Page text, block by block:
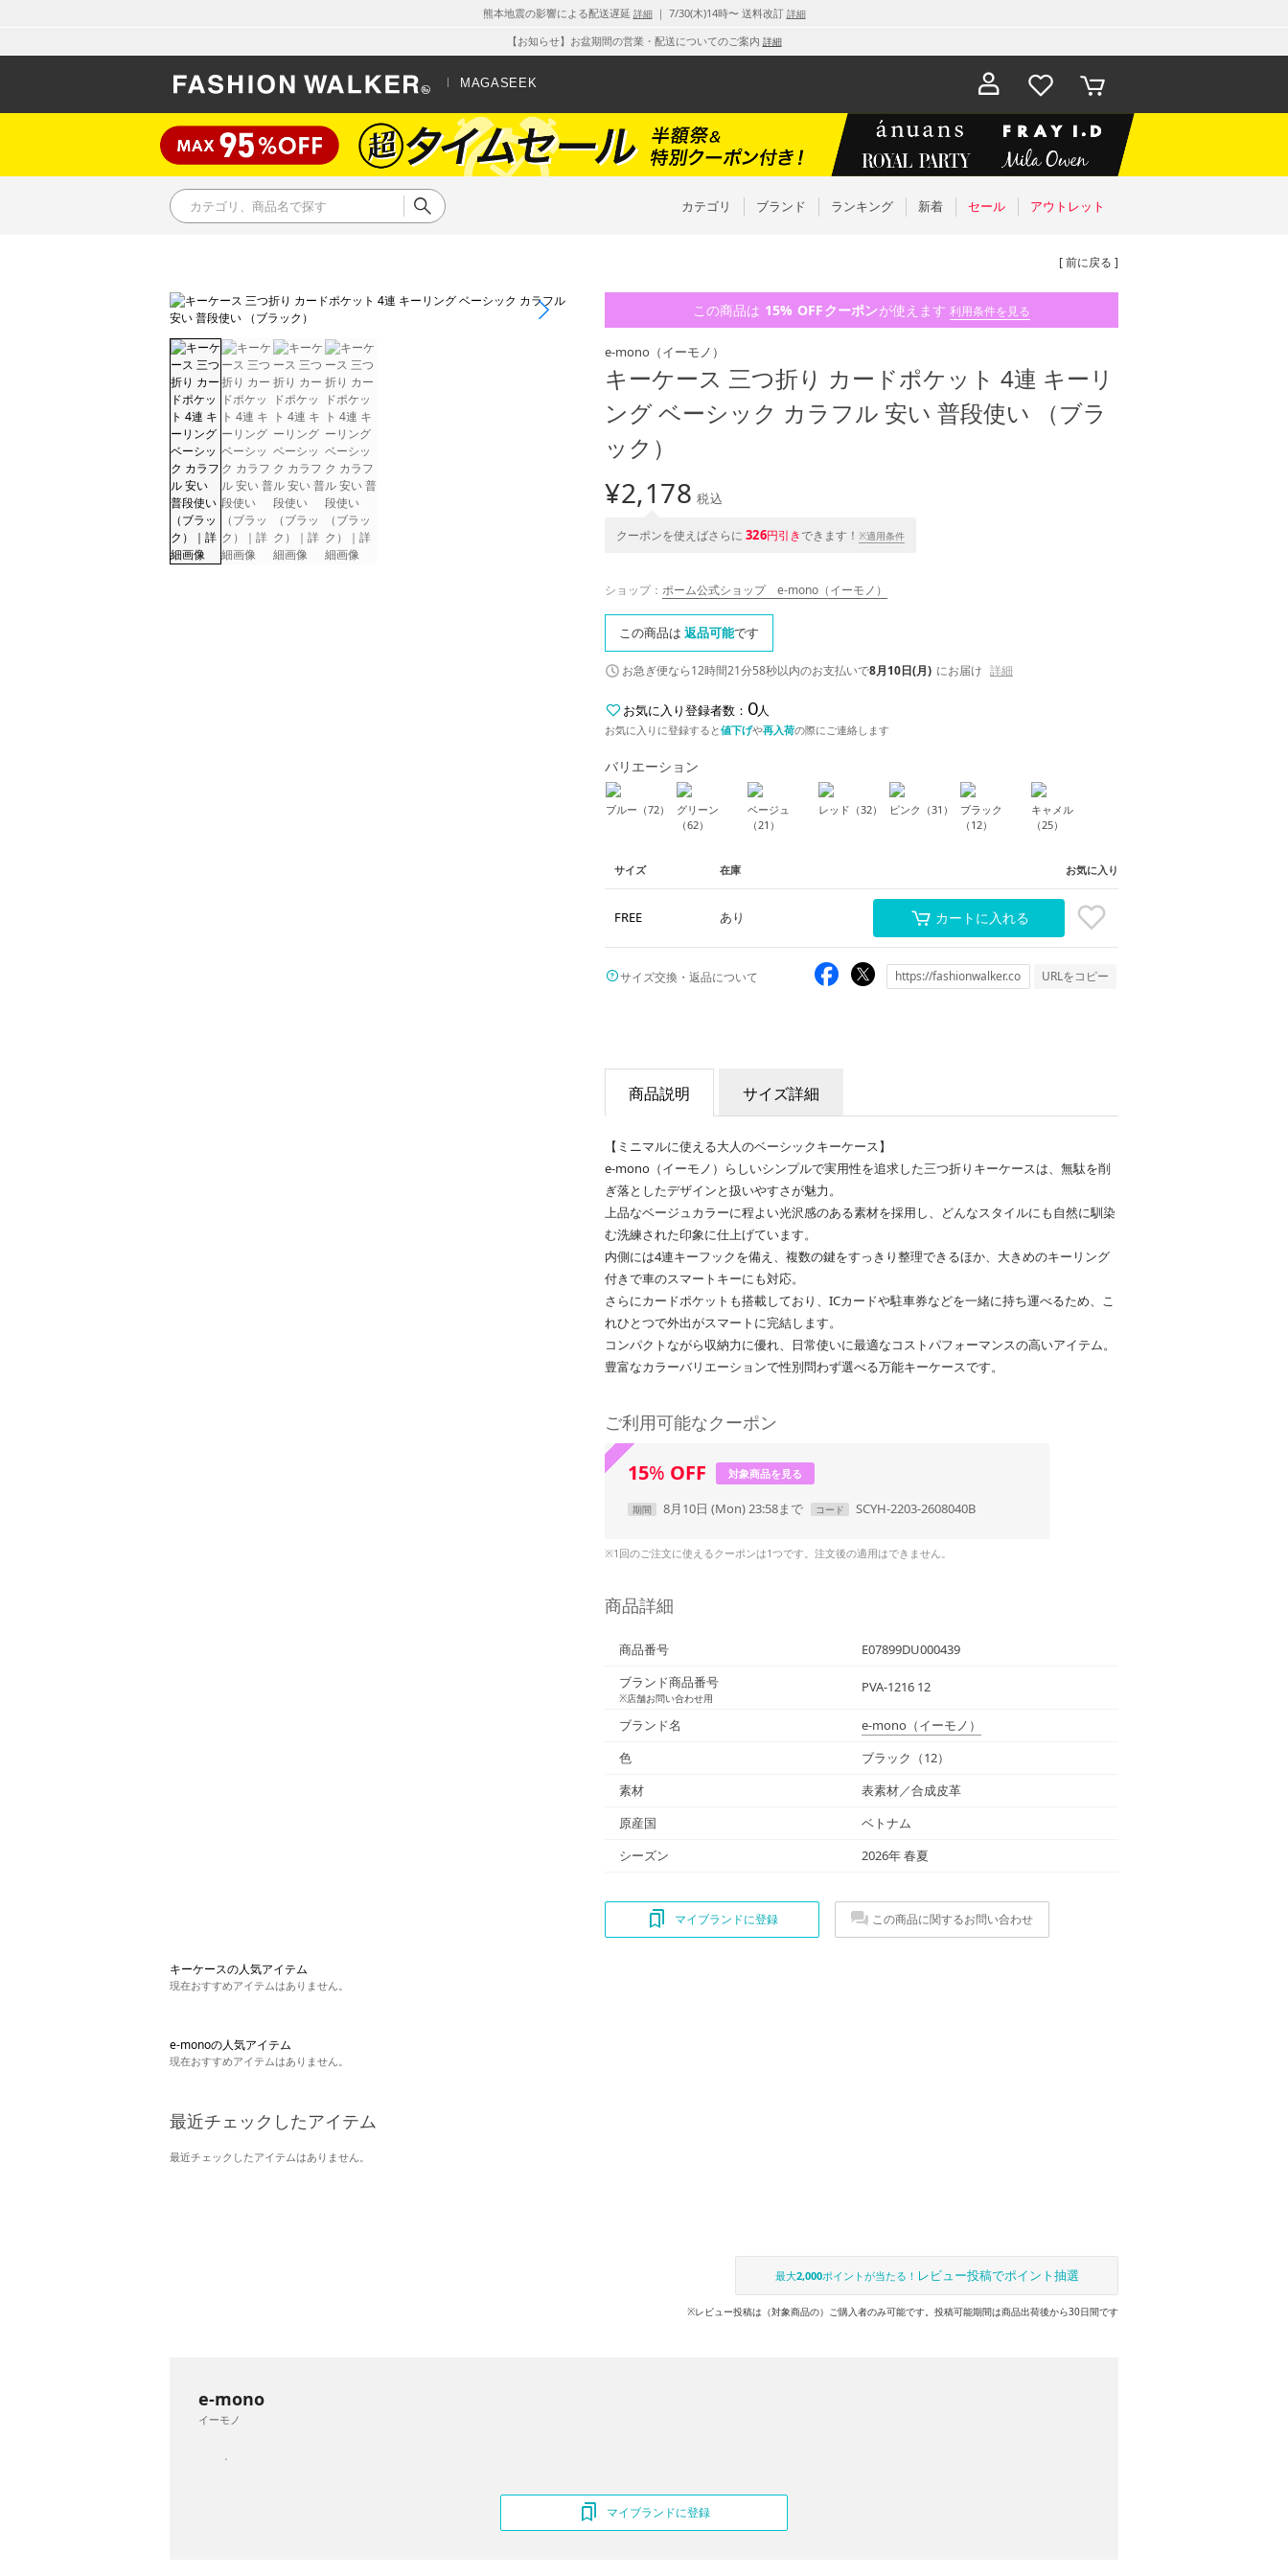
熊本地震の影響による配送遅延 詳細｜ 7/30(木)14時〜 送料改訂 詳細
【お知らせ】お盆期間の営業・配送についてのご案内 詳細
MAGASEEK
お気に入
り
カート
カテゴリ ブランド ランキング 新着 セール アウトレット
[ 前に戻る ]
この商品は 15% OFFクーポンが使えます 利用条件を見る
e-mono （イーモノ）
キーケース 三つ折り カードポケット 4連 キーリ
ング ベーシック カラフル 安い 普段使い （ブラ
ック）
¥2,178 税込
クーポンを使えばさらに 326円引きできます！ ※適用条件
ショップ： ポーム公式ショップ e-mono（イーモノ）
この商品は 返品可能です
お急ぎ便なら12時間21分57秒以内のお支払いで8月10日(月) にお届け 詳細
お気に入り登録者数： 0人
お気に入りに登録すると値下げや再入荷の際にご連絡します
バリエーション
ブルー（72）
グリーン
（62）
ベージュ
（21）
レッド（32） ピンク（31）
ブラック
（12）
キャメル
（25）
サイズ 在庫 お気に入り
FREE あり カートに入れる
サイズ交換・返品について URLをコピー
商品説明 サイズ詳細
【ミニマルに使える大人のベーシックキーケース】
e-mono（イーモノ）らしいシンプルで実用性を追求した三つ折りキーケースは、無駄を削
ぎ落としたデザインと扱いやすさが魅力。
上品なベージュカラーに程よい光沢感のある素材を採用し、どんなスタイルにも自然に馴染
む洗練された印象に仕上げています。
内側には4連キーフックを備え、複数の鍵をすっきり整理できるほか、大きめのキーリング
付きで車のスマートキーにも対応。
さらにカードポケットも搭載しており、ICカードや駐車券などを一緒に持ち運べるため、こ
れひとつで外出がスマートに完結します。
コンパクトながら収納力に優れ、日常使いに最適なコストパフォーマンスの高いアイテム。
豊富なカラーバリエーションで性別問わず選べる万能キーケースです。
ご利用可能なクーポン
15% OFF 対象商品を見る
期間 8月10日 (Mon) 23:58まで コード SCYH-2203-2608040B
※1回のご注文に使えるクーポンは1つです。注文後の適用はできません。
商品詳細
商品番号
E07899DU000439
ブランド商品番号
※店舗お問い合わせ用
PVA-1216 12
ブランド名 e-mono （イーモノ）
色
ブラック（12）
素材
表素材／合成皮革
原産国
ベトナム
シーズン
2026年 春夏
マイブランドに登録 この商品に関するお問い合わせ
キーケースの人気アイテム
現在おすすめアイテムはありません。
e-monoの人気アイテム
現在おすすめアイテムはありません。
最近チェックしたアイテム
最近チェックしたアイテムはありません。
最大2,000ポイントが当たる！ レビュー投稿でポイント抽選
※レビュー投稿は（対象商品の）ご購入者のみ可能です。投稿可能期間は商品出荷後から30日間です
e-mono
イーモノ
マイブランドに登録